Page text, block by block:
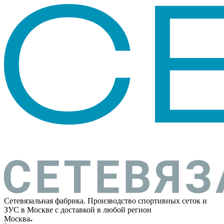
Сетевязальная фабрика. Производство спортивных сеток и
ЗУС в Москве с доставкой в любой регион
Москва